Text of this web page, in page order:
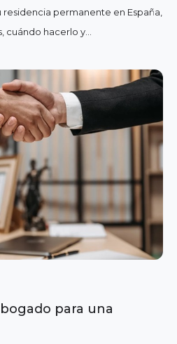
permanente en España,
hacerlo y...
para una